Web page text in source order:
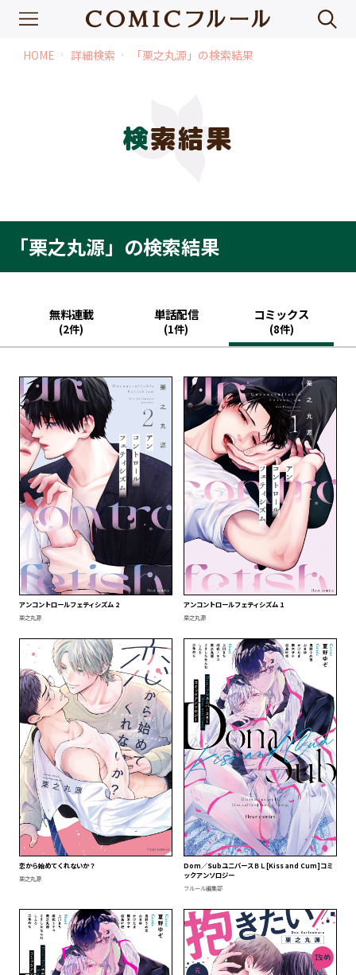
HOME chevron_right 詳細検索 chevron_right 「栗之丸源」の検索結果
検索結果
「栗之丸源」の検索結果
無料連載
(2件)
単話配信
(1件)
コミックス
(8件)
アンコントロールフェティシズム 2
栗之丸源
アンコントロールフェティシズム 1
栗之丸源
恋から始めてくれないか？
栗之丸源
Dom／SubユニバースＢＬ[Kiss and Cum]コミ
ックアンソロジー
フルール編集部